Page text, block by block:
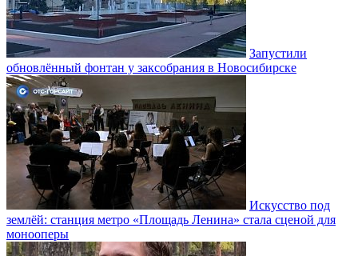
Запустили
обновлённый фонтан у заксобрания в Новосибирске
Искусство под
землёй: станция метро «Площадь Ленина» стала сценой для
монооперы